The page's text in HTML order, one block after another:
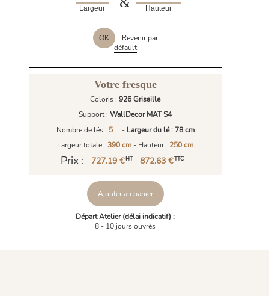
Largeur Hauteur
OK
Revenir par
défault
Votre fresque
Coloris :926 Grisaille
Support :WallDecor MAT S4
Nombre de lés : 5 - Largeur du lé : 78 cm
Largeur totale :390 cm - Hauteur : 250 cm
Prix : 727.19 €HT 872.63 €TTC
Ajouter au panier
Départ Atelier (délai indicatif) :
8 - 10 jours ouvrés